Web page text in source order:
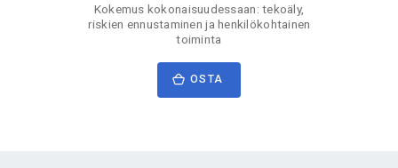
Kokemus kokonaisuudessaan: tekoäly,
riskien ennustaminen ja henkilökohtainen
toiminta
OSTA